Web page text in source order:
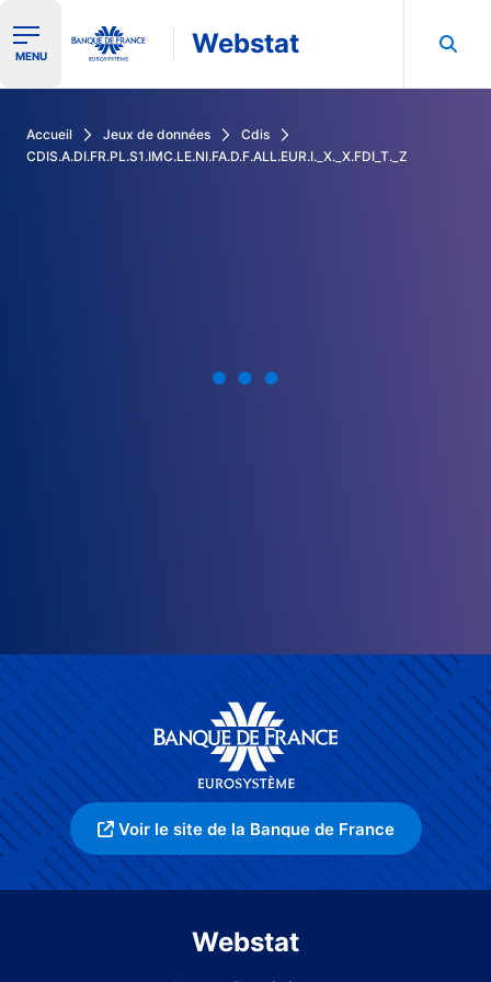
Ouvrir le menu de navigation
MENU Webstat
Accueil Jeux de données
Cdis
CDIS.A.DI.FR.PL.S1.IMC.LE.NI.FA.D.F.ALL.EUR.I._X._X.FDI_T._Z
Voir le site de la Banque de France
Webstat